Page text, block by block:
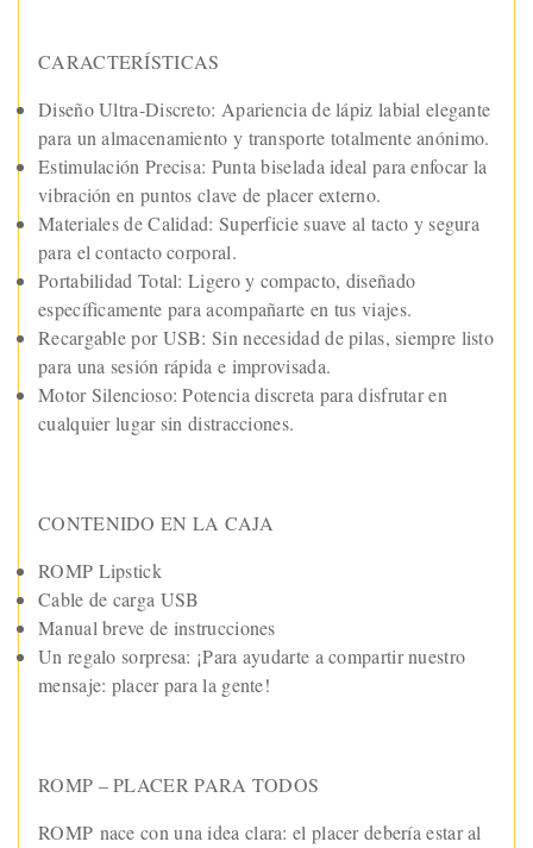
CARACTERÍSTICAS
Diseño Ultra-Discreto: Apariencia de lápiz labial elegante
para un almacenamiento y transporte totalmente anónimo.
Estimulación Precisa: Punta biselada ideal para enfocar la
vibración en puntos clave de placer externo.
Materiales de Calidad: Superficie suave al tacto y segura
para el contacto corporal.
Portabilidad Total: Ligero y compacto, diseñado
específicamente para acompañarte en tus viajes.
Recargable por USB: Sin necesidad de pilas, siempre listo
para una sesión rápida e improvisada.
Motor Silencioso: Potencia discreta para disfrutar en
cualquier lugar sin distracciones.
CONTENIDO EN LA CAJA
ROMP Lipstick
Cable de carga USB
Manual breve de instrucciones
Un regalo sorpresa: ¡Para ayudarte a compartir nuestro
mensaje: placer para la gente!
ROMP – PLACER PARA TODOS
ROMP nace con una idea clara: el placer debería estar al